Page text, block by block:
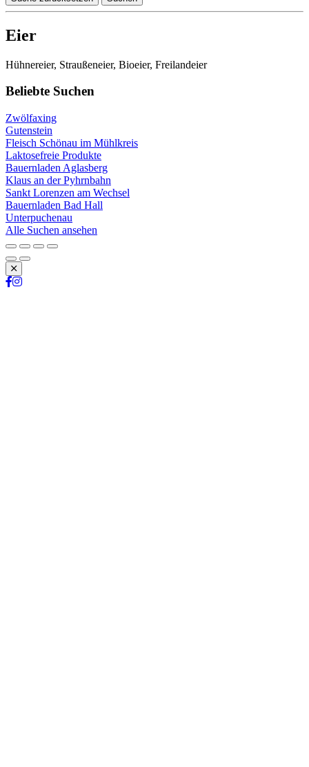
Eier
Hühnereier, Straußeneier, Bioeier, Freilandeier
Beliebte Suchen
Zwölfaxing
Gutenstein
Fleisch Schönau im Mühlkreis
Laktosefreie Produkte
Bauernladen Aglasberg
Klaus an der Pyhrnbahn
Sankt Lorenzen am Wechsel
Bauernladen Bad Hall
Unterpuchenau
Alle Suchen ansehen
Schließen